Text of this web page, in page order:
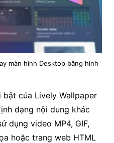
màn hình Desktop bằng hình
của Lively Wallpaper
dạng nội dung khác
dụng video MP4, GIF,
hoặc trang web HTML